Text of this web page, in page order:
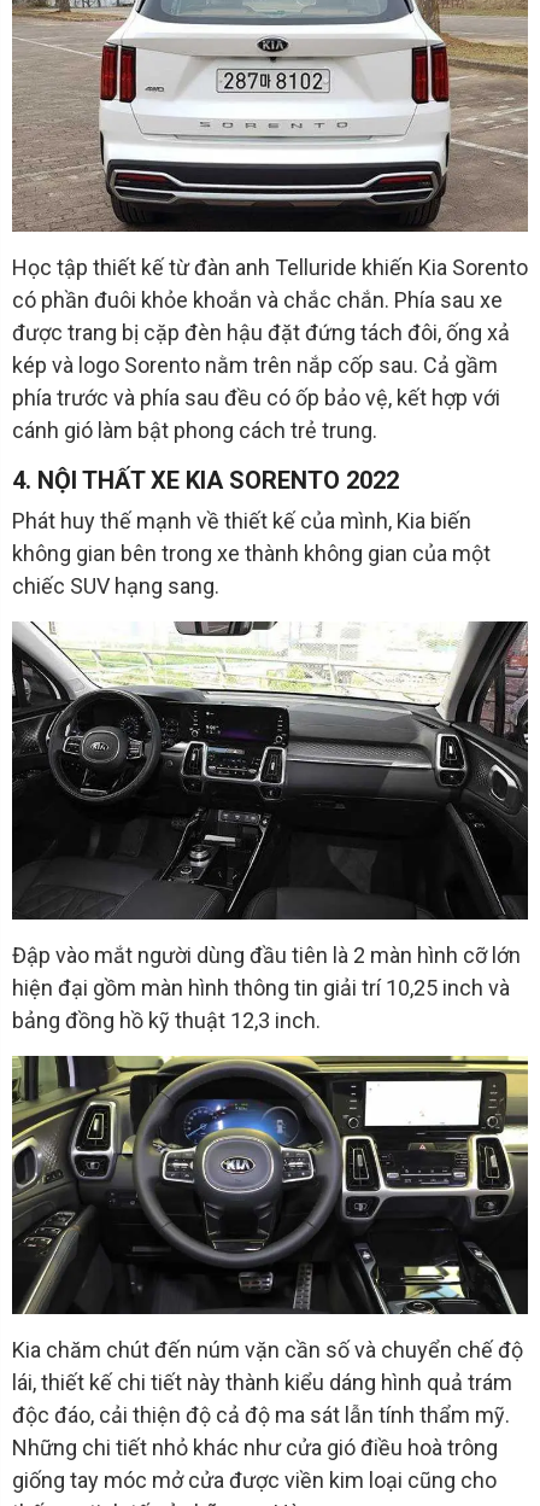
Học tập thiết kế từ đàn anh Telluride khiến Kia Sorento
có phần đuôi khỏe khoắn và chắc chắn. Phía sau xe
được trang bị cặp đèn hậu đặt đứng tách đôi, ống xả
kép và logo Sorento nằm trên nắp cốp sau. Cả gầm
phía trước và phía sau đều có ốp bảo vệ, kết hợp với
cánh gió làm bật phong cách trẻ trung.
4. NỘI THẤT XE KIA SORENTO 2022
Phát huy thế mạnh về thiết kế của mình, Kia biến
không gian bên trong xe thành không gian của một
chiếc SUV hạng sang.
Đập vào mắt người dùng đầu tiên là 2 màn hình cỡ lớn
hiện đại gồm màn hình thông tin giải trí 10,25 inch và
bảng đồng hồ kỹ thuật 12,3 inch.
Kia chăm chút đến núm vặn cần số và chuyển chế độ
lái, thiết kế chi tiết này thành kiểu dáng hình quả trám
độc đáo, cải thiện độ cả độ ma sát lẫn tính thẩm mỹ.
Những chi tiết nhỏ khác như cửa gió điều hoà trông
giống tay móc mở cửa được viền kim loại cũng cho